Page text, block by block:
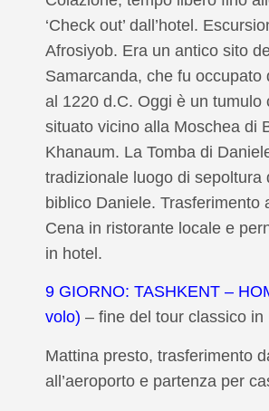
‘Check out’ dall’hotel.
Afrosiyob. Era un antico sito
Samarcanda, che fu occupato
al 1220 d.C. Oggi è un tumulo
situato vicino alla Moschea di
Khanaum. La Tomba di
tradizionale luogo di sepoltura
biblico Daniele. Trasferimento
Cena in ristorante locale e
in hotel.
9 GIORNO: TASHKENT –
volo) – fine del tour classico in
Mattina presto, trasferimento
all’aeroporto e partenza per